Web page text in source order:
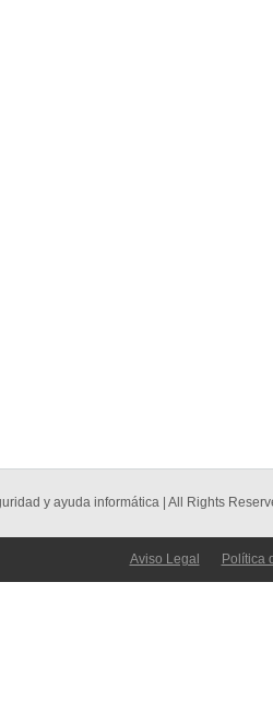
y ayuda informática | All Rights
Aviso Legal Política